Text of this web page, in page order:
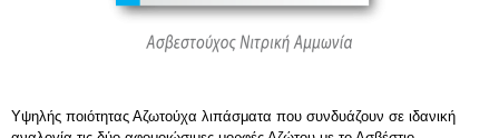
Υψηλής ποιότητας Αζωτούχα λιπάσματα που συνδυάζουν σε ιδανική